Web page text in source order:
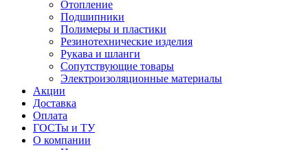
Отопление
Подшипники
Полимеры и пластики
Резинотехнические изделия
Рукава и шланги
Сопутствующие товары
Электроизоляционные материалы
Акции
Доставка
Оплата
ГОСТы и ТУ
О компании